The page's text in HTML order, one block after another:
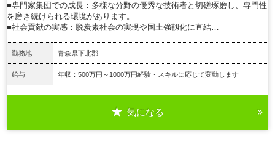
■専門家集団での成長：多様な分野の優秀な技術者と切磋琢磨し、専門性
を磨き続けられる環境があります。
■社会貢献の実感：脱炭素社会の実現や国土強靱化に直結…
勤務地 青森県下北郡
給与 年収：500万円～1000万円経験・スキルに応じて変動します
気になる